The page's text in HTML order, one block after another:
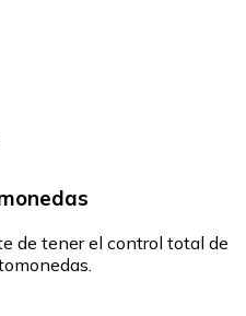
de tener el control total de